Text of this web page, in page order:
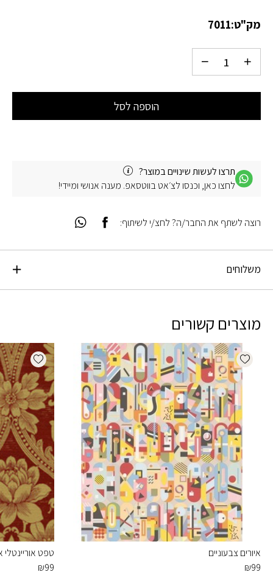
מק"ט:7011
הוספה לסל
תרצו לעשות שינויים במוצר?
לחצו כאן, וכנסו לצ׳אט בווטסאפ. מענה אנושי ומיידי!
משלוחים
רוצה לשתף את החבר/ה? לחצ/י לשיתוף:
מוצרים קשורים
Add wishlist
איורים צבעוניים
₪99
wishlist
טפט
₪99